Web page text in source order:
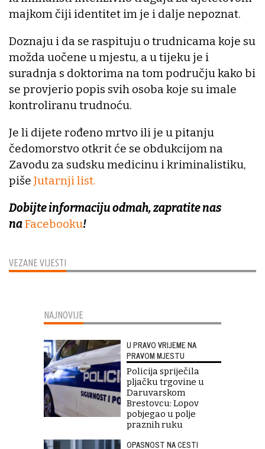
VEZANE VIJESTI
majkom čiji identitet im je i dalje nepoznat.
Doznaju i da se raspituju o trudnicama koje su
možda uočene u mjestu, a u tijeku je i
suradnja s doktorima na tom području kako bi
se provjerio popis svih osoba koje su imale
kontroliranu trudnoću.
Je li dijete rođeno mrtvo ili je u pitanju
čedomorstvo otkrit će se obdukcijom na
Zavodu za sudsku medicinu i kriminalistiku,
piše Jutarnji list.
Dobijte informaciju odmah, zapratite nas
naFacebooku!
NAJNOVIJE
U PRAVO VRIJEME NA
PRAVOM MJESTU
Policija spriječila
pljačku trgovine u
Daruvarskom
Brestovcu: Lopov
pobjegao u polje
praznih ruku
OPASNOST NA CESTI